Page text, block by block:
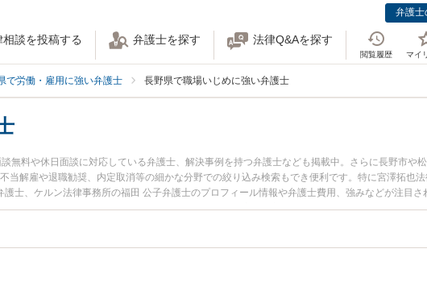
弁護士
相談を投稿する 弁護士を探す 法律Q&Aを探す
閲覧履歴 マイ
で労働・雇用に強い弁護士 長野県で職場いじめに強い弁護士
無料や休日面談に対応している弁護士、解決事例を持つ弁護士なども掲載中。さらに長野市や
当解雇や退職勧奨、内定取消等の細かな分野での絞り込み検索もでき便利です。特に宮澤拓也
士、ケルン法律事務所の福田 公子弁護士のプロフィール情報や弁護士費用、強みなどが注目さ
弁護士に相談したい』『職場いじめのトラブル解決の実績豊富な近くの弁護士を検索したい』
などでお困りの相談者さんにおすすめです。